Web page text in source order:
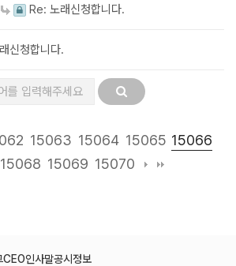
Re: 노래신청합니다.
신청합니다.
15063 15064 15065 15066
15068 15069 15070
CEO인사말공시정보